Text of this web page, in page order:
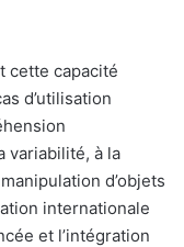
cette capacité
d’utilisation
variabilité, à la
d’objets
internationale
et l’intégration